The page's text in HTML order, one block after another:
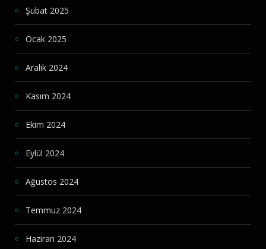
Şubat 2025
Ocak 2025
Aralık 2024
Kasım 2024
Ekim 2024
Eylül 2024
Ağustos 2024
Temmuz 2024
Haziran 2024